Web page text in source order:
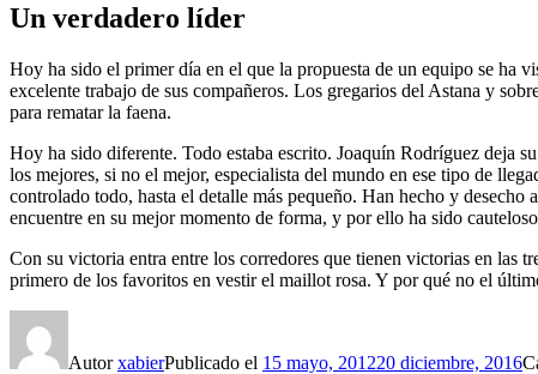
Un verdadero líder
Hoy ha sido el primer día en el que la propuesta de un equipo se ha
excelente trabajo de sus compañeros. Los gregarios del Astana y
para rematar la faena.
Hoy ha sido diferente. Todo estaba escrito. Joaquín Rodríguez deja
los mejores, si no el mejor, especialista del mundo en ese tipo de
controlado todo, hasta el detalle más pequeño. Han hecho y
encuentre en su mejor momento de forma, y por ello ha sido
Con su victoria entra entre los corredores que tienen victorias en las
primero de los favoritos en vestir el maillot rosa. Y por qué no el
AutorxabierPublicado el 15 mayo, 201220 diciembre, 2016